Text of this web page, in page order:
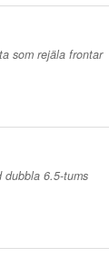
som rejäla frontar
dubbla 6.5-tums